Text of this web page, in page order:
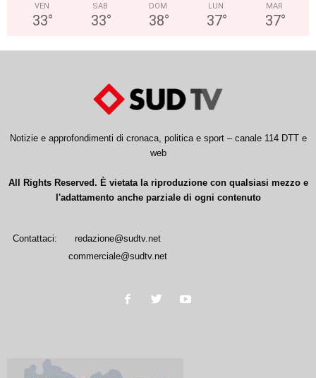
VEN
33°
SAB
33°
DOM
38°
LUN
37°
MAR
37°
Notizie e approfondimenti di cronaca, politica e sport – canale 114 DTT e
web
All Rights Reserved. È vietata la riproduzione con qualsiasi mezzo e
l'adattamento anche parziale di ogni contenuto
Contattaci:
redazione@sudtv.net
commerciale@sudtv.net